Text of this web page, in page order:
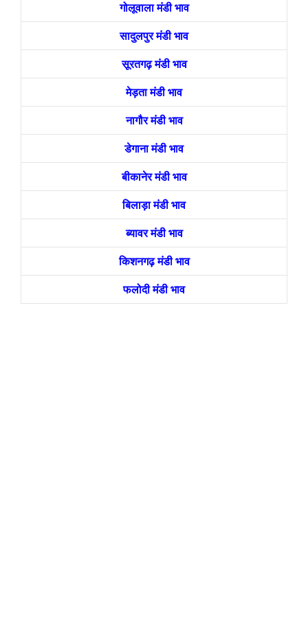
गोलूवाला मंडी भाव
सादुलपुर मंडी भाव
सूरतगढ़ मंडी भाव
मेड़ता मंडी भाव
नागौर मंडी भाव
डेगाना मंडी भाव
बीकानेर मंडी भाव
बिलाड़ा मंडी भाव
ब्यावर मंडी भाव
किशनगढ़ मंडी भाव
फलोदी मंडी भाव